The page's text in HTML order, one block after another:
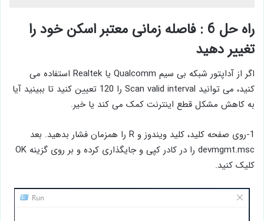
راه حل 6 : فاصله زمانی معتبر اسکن خود را
تغییر دهید
اگر از آداپتور شبکه بی ‌سیم Qualcomm یا Realtek استفاده می
‌کنید، می ‌توانید Scan valid interval را 120 تعیین کنید تا ببینید آیا
به کاهش مشکل قطع اینترنت کمک می ‌کند یا خیر.
1-روی صفحه کلید، کلید ویندوز و R را همزمان فشار بدهید. بعد
devmgmt.msc را در کادر کپی و جایگذاری کرده و بر روی گزینه OK
کلیک کنید.